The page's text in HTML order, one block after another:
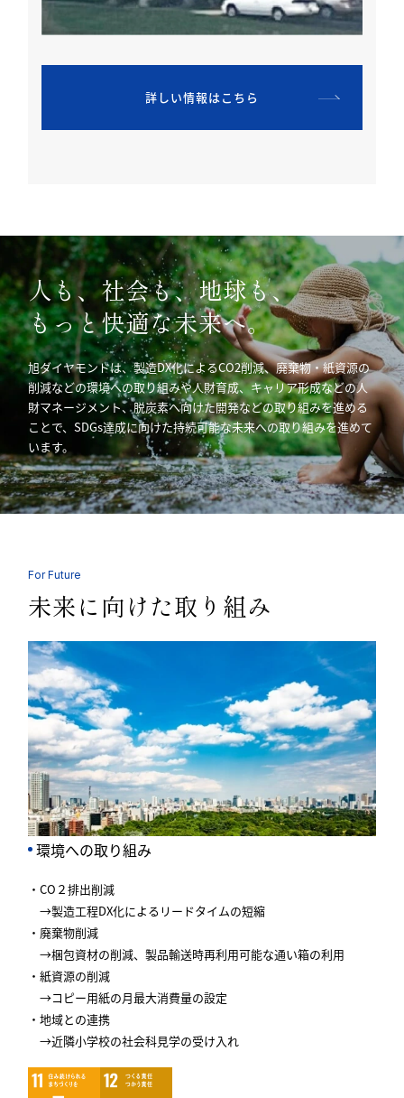
詳しい情報はこちら
人も、社会も、地球も、
もっと快適な未来へ。
旭ダイヤモンドは、製造DX化によるCO2削減、廃棄物・紙資源の
削減などの環境への取り組みや人財育成、キャリア形成などの人
財マネージメント、脱炭素へ向けた開発などの取り組みを進める
ことで、SDGs達成に向けた持続可能な未来への取り組みを進めて
います。
For Future
未来に向けた取り組み
環境への取り組み
・CO２排出削減
→製造工程DX化によるリードタイムの短縮
・廃棄物削減
→梱包資材の削減、製品輸送時再利用可能な通い箱の利用
・紙資源の削減
→コピー用紙の月最大消費量の設定
・地域との連携
→近隣小学校の社会科見学の受け入れ